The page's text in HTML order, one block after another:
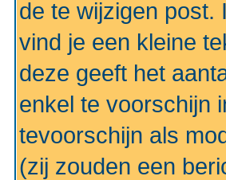
de te wijzigen post.
vind je een kleine
deze geeft het
enkel te voorschijn
tevoorschijn als
(zij zouden een